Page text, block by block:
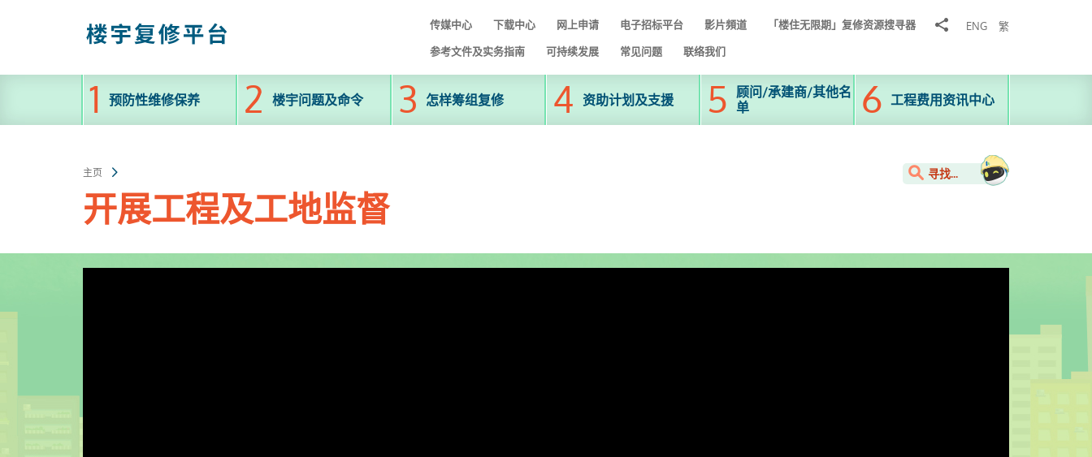
容
传媒中心 下载中心 网上申请 电子招标平台 影片頻道 「楼住无限期」复修资源搜寻器
分
ENG 繁
参考文件及实务指南 可持续发展 常见问题 联络我们
预防性维修保养 楼宇问题及命令 怎样筹组复修 资助计划及支援
顾问/承建商/其他名
单
工程费用资讯中心
主页
开展工程及工地监督
寻找...